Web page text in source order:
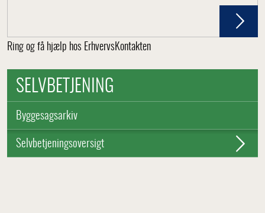
Ring og få hjælp hos ErhvervsKontakten
SELVBETJENING
Byggesagsarkiv
Selvbetjeningsoversigt